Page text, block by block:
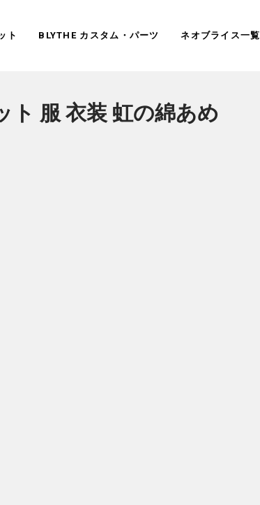
ト BLYTHE カスタム・パーツ ネオブライス一覧
ト 服 衣装 虹の綿あめ